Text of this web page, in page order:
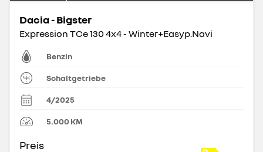
Dacia - Bigster
Expression TCe 130 4x4 - Winter+Easyp.Navi
Benzin
Schaltgetriebe
4/2025
5.000KM
Preis